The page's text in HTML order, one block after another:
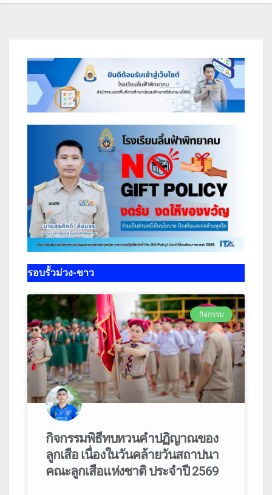
รอบรั้วม่วง-ขาว
กิจกรรม
กิจกรรมพิธีทบทวนคำปฏิญาณของ
ลูกเสือ เนื่องในวันคล้ายวันสถาปนา
คณะลูกเสือแห่งชาติ ประจำปี 2569